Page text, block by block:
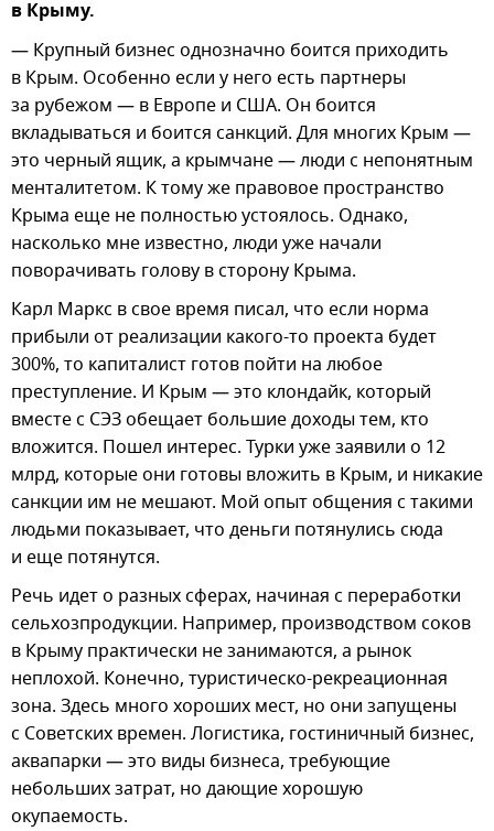
в Крыму.
— Крупный бизнес однозначно боится приходить
в Крым. Особенно если у него есть партнеры
за рубежом — в Европе и США. Он боится
вкладываться и боится санкций. Для многих Крым —
это черный ящик, а крымчане — люди с непонятным
менталитетом. К тому же правовое пространство
Крыма еще не полностью устоялось. Однако,
насколько мне известно, люди уже начали
поворачивать голову в сторону Крыма.
Карл Маркс в свое время писал, что если норма
прибыли от реализации какого-то проекта будет
300%, то капиталист готов пойти на любое
преступление. И Крым — это клондайк, который
вместе с СЭЗ обещает большие доходы тем, кто
вложится. Пошел интерес. Турки уже заявили о 12
млрд, которые они готовы вложить в Крым, и никакие
санкции им не мешают. Мой опыт общения с такими
людьми показывает, что деньги потянулись сюда
и еще потянутся.
Речь идет о разных сферах, начиная с переработки
сельхозпродукции. Например, производством соков
в Крыму практически не занимаются, а рынок
неплохой. Конечно, туристическо-рекреационная
зона. Здесь много хороших мест, но они запущены
с Советских времен. Логистика, гостиничный бизнес,
аквапарки — это виды бизнеса, требующие
небольших затрат, но дающие хорошую
окупаемость.